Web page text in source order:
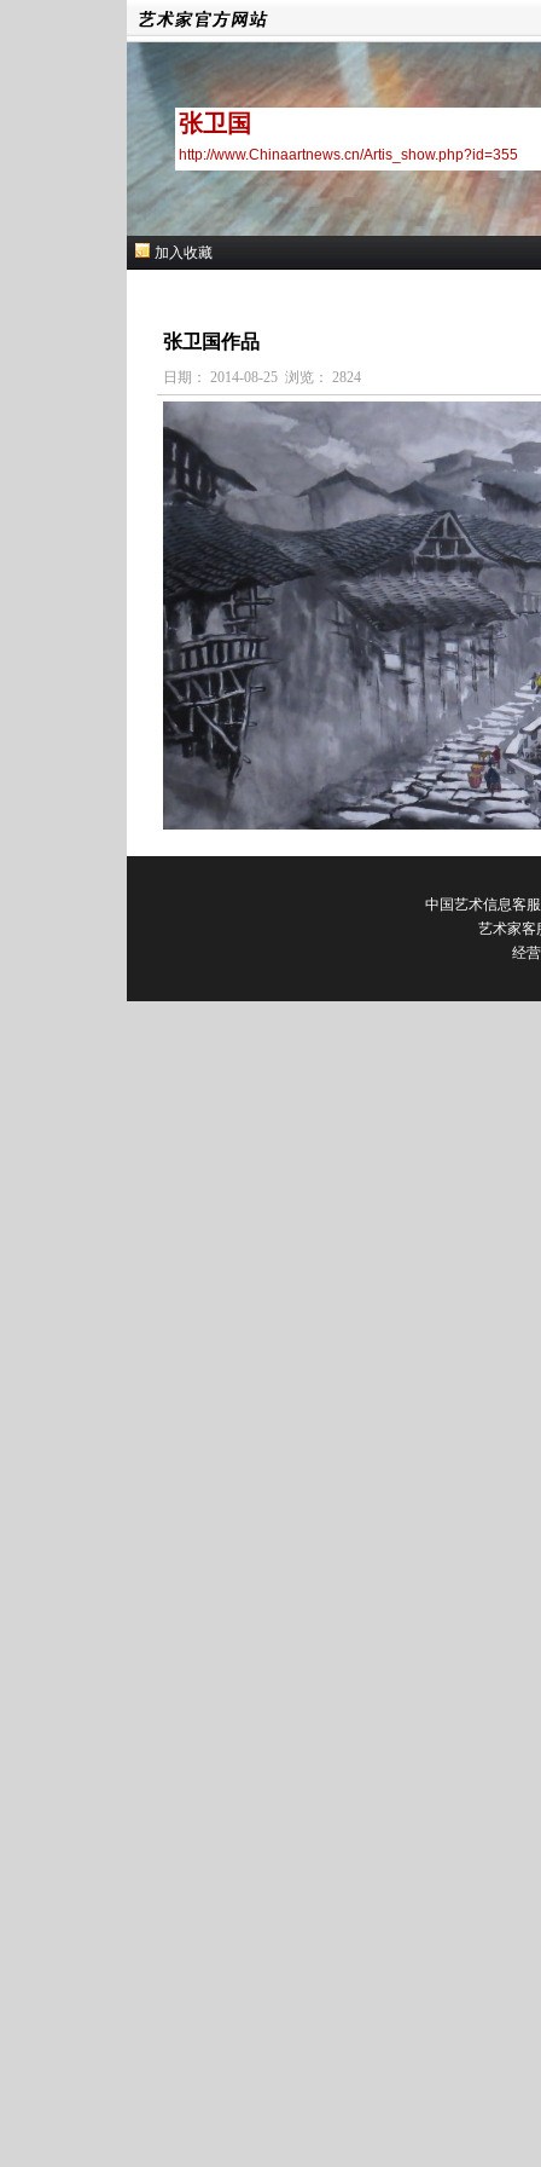
张卫国
http://www.Chinaartnews.cn/Artis_show.php?id=355
加入收藏
张卫国作品
日期： 2014-08-25 浏览： 2824
中国艺术信息客服
艺术家客
经